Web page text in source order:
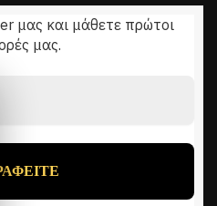
μας και μάθετε πρώτοι
μας.